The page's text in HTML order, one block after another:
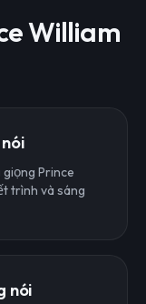
William
Prince
trình và sáng
nói